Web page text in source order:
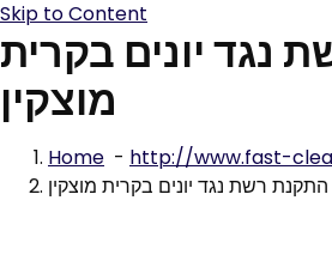
Skip to Content
נגד יונים בקרית
מוצקין
Home - http://www.fast-
התקנת רשת נגד יונים בקרית מוצקין